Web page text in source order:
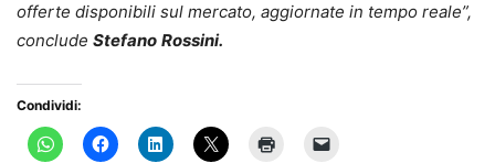
offerte disponibili sul mercato, aggiornate in tempo reale”,
conclude Stefano Rossini.
Condividi: